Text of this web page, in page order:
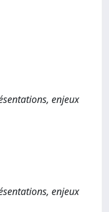
enjeux
enjeux